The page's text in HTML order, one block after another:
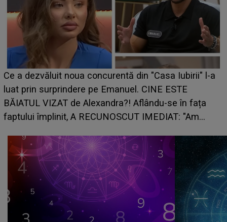
Ce a dezvăluit noua concurentă din "Casa Iubirii" l-a
luat prin surprindere pe Emanuel. CINE ESTE
BĂIATUL VIZAT de Alexandra?! Aflându-se în fața
faptului împlinit, A RECUNOSCUT IMEDIAT: "Am